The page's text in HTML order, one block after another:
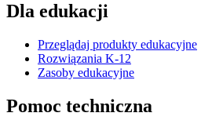
Dla edukacji
Przeglądaj produkty edukacyjne
Rozwiązania K-12
Zasoby edukacyjne
Pomoc techniczna